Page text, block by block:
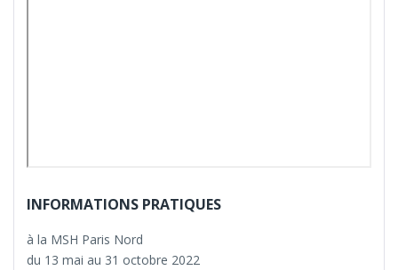
INFORMATIONS PRATIQUES
à la MSH Paris Nord
du 13 mai au 31 octobre 2022